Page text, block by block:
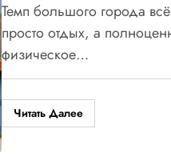
Темп большого города
просто отдых, а
физическое…
Читать Далее